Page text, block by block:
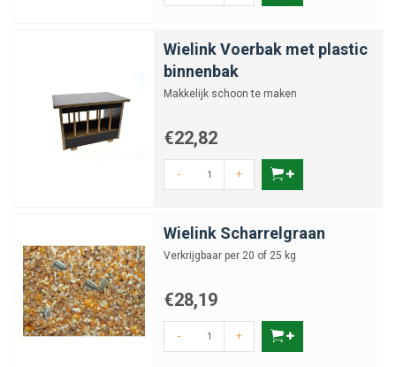
Wielink Voerbak met plastic
binnenbak
Makkelijk schoon te maken
€22,82
- +
Wielink Scharrelgraan
Verkrijgbaar per 20 of 25 kg
€28,19
- +